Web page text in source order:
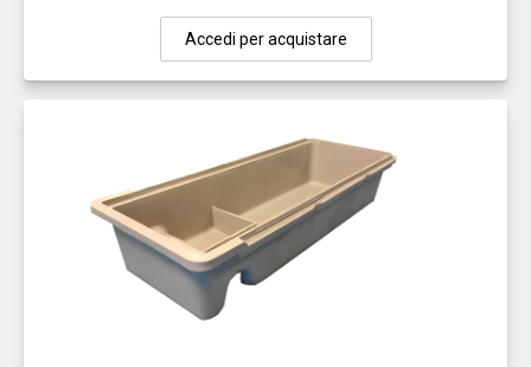
Accedi per acquistare